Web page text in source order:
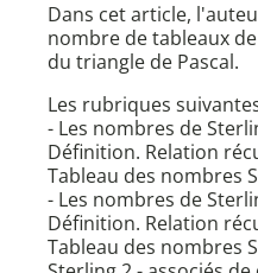
Dans cet article,
nombre de tableaux
du triangle de Pascal.
Les rubriques
- Les nombres de
Définition. Relation
Tableau des nombres
- Les nombres de
Définition. Relation
Tableau des nombres